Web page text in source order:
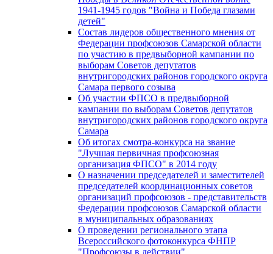
1941-1945 годов "Война и Победа глазами
детей"
Состав лидеров общественного мнения от
Федерации профсоюзов Самарской области
по участию в предвыборной кампании по
выборам Советов депутатов
внутригородских районов городского округа
Самара первого созыва
Об участии ФПСО в предвыборной
кампании по выборам Советов депутатов
внутригородских районов городского округа
Самара
Об итогах смотра-конкурса на звание
"Лучшая первичная профсоюзная
организация ФПСО" в 2014 году
О назначении председателей и заместителей
председателей координационных советов
организаций профсоюзов - представительств
Федерации профсоюзов Самарской области
в муниципальных образованиях
О проведении регионального этапа
Всероссийского фотоконкурса ФНПР
"Профсоюзы в действии"